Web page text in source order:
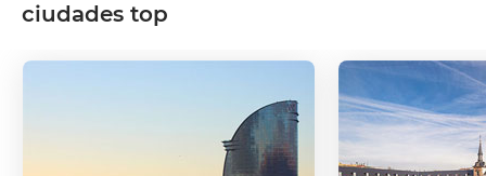
ciudades top